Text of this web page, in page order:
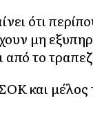
ότι
μη
από το
και μέλος